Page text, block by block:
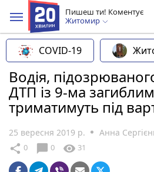
Пишеш ти! Коментує
Житомир
COVID-19
Водія,
ДТП із 9-ма
триматимуть під
25 вересня 2019 р. Анна
share 0 chat_bubble 0 visibility 31